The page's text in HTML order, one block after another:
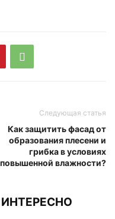
Следующая статья
Как защитить фасад от
образования плесени и
грибка в условиях
повышенной влажности?